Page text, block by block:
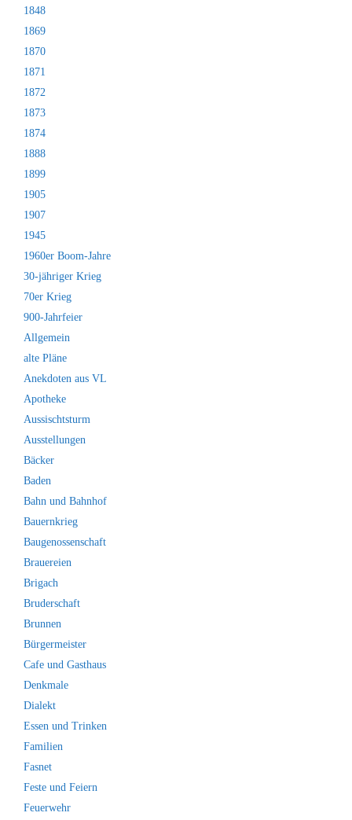
1848
1869
1870
1871
1872
1873
1874
1888
1899
1905
1907
1945
1960er Boom-Jahre
30-jähriger Krieg
70er Krieg
900-Jahrfeier
Allgemein
alte Pläne
Anekdoten aus VL
Apotheke
Aussischtsturm
Ausstellungen
Bäcker
Baden
Bahn und Bahnhof
Bauernkrieg
Baugenossenschaft
Brauereien
Brigach
Bruderschaft
Brunnen
Bürgermeister
Cafe und Gasthaus
Denkmale
Dialekt
Essen und Trinken
Familien
Fasnet
Feste und Feiern
Feuerwehr